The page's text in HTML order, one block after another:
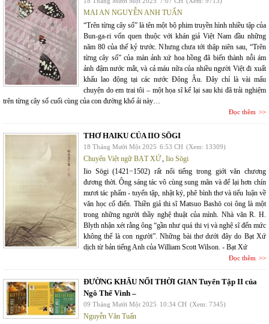
MAI AN NGUYỄN ANH TUẤN
“Trên từng cây số” là tên một bộ phim truyền hình nhiều tập của
Bun-ga-ri vốn quen thuộc với khán giả Việt Nam đầu những
năm 80 của thế kỷ trước. Nhưng chưa tới thập niên sau, “Trên
từng cây số” của màn ảnh xứ hoa hồng đã biến thành nỗi ám
ảnh đậm nước mắt, và cả máu nữa của nhiều người Việt đi xuất
khẩu lao động tại các nước Đông Âu. Đây chỉ là vài mẩu
chuyện do em trai tôi – một họa sĩ kể lại sau khi đã trải nghiệm
trên từng cây số cuối cùng của con đường khổ ải này…
Đọc thêm
THƠ HAIKU CỦA IIO SŌGI
18 Tháng Mười Một 2025 6:53 CH (Xem: 13309)
Chuyển Việt ngữ BẠT XỨ, Iio Sōgi
Iio Sōgi (1421−1502) rất nổi tiếng trong giới văn chương
đương thời. Ông sáng tác vô cùng sung mãn và để lại hơn chín
mươi tác phẩm - tuyển tập, nhật ký, phê bình thơ và tiểu luận về
văn học cổ điển. Thiền giả thi sĩ Matsuo Bashō coi ông là một
trong những người thầy nghệ thuật của mình. Nhà văn R. H.
Blyth nhận xét rằng ông “gần như quá thi vị và nghệ sĩ đến mức
không thể là con người”. Những bài thơ dưới đây do Bạt Xứ
dịch từ bản tiếng Anh của William Scott Wilson. - Bạt Xứ
Đọc thêm
ĐƯỜNG KHÂU NỐI THỜI GIAN Tuyển Tập II của
Ngô Thế Vinh –
09 Tháng Mười Một 2025 10:34 CH (Xem: 7345)
Nguyễn Văn Tuấn